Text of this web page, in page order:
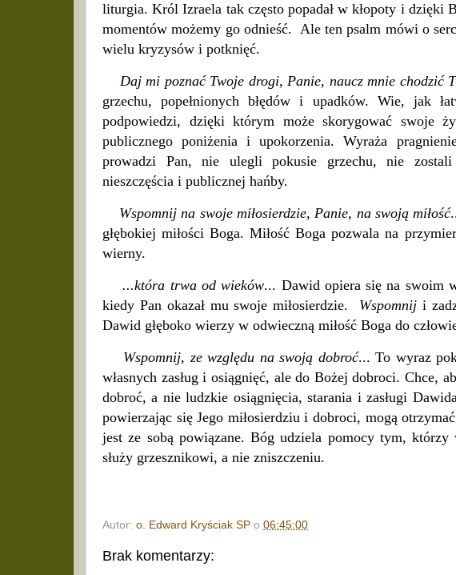
liturgia. Król Izraela tak często popadał w kłopoty i dzięki
momentów możemy go odnieść. Ale ten psalm mówi o
wielu kryzysów i potknięć.
Daj mi poznać Twoje drogi, Panie, naucz mnie chodzić
grzechu, popełnionych błędów i upadków. Wie, jak
podpowiedzi, dzięki którym może skorygować swoje
publicznego poniżenia i upokorzenia. Wyraża
prowadzi Pan, nie ulegli pokusie grzechu, nie zostali
nieszczęścia i publicznej hańby.
Wspomnij na swoje miłosierdzie, Panie, na swoją miłość
głębokiej miłości Boga. Miłość Boga pozwala na
wierny.
...która trwa od wieków... Dawid opiera się na swoim
kiedy Pan okazał mu swoje miłosierdzie. Wspomnij i
Dawid głęboko wierzy w odwieczną miłość Boga do
Wspomnij, ze względu na swoją dobroć... To wyraz
własnych zasług i osiągnięć, ale do Bożej dobroci. Chce,
dobroć, a nie ludzkie osiągnięcia, starania i zasługi
powierzając się Jego miłosierdziu i dobroci, mogą
jest ze sobą powiązane. Bóg udziela pomocy tym,
służy grzesznikowi, a nie zniszczeniu.
Autor: o. Edward Kryściak SP o 06:45:00
Brak komentarzy: